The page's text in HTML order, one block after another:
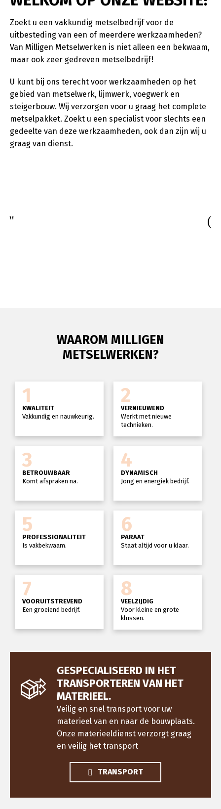
Zoekt u een vakkundig metselbedrijf voor de
uitbesteding van een of meerdere werkzaamheden?
Van Milligen Metselwerken is niet alleen een bekwaam,
maar ook zeer gedreven metselbedrijf!
U kunt bij ons terecht voor werkzaamheden op het
gebied van metselwerk, lijmwerk, voegwerk en
steigerbouw. Wij verzorgen voor u graag het complete
metselpakket. Zoekt u een specialist voor slechts een
gedeelte van deze werkzaamheden, ook dan zijn wij u
graag van dienst.
WAAROM MILLIGEN
METSELWERKEN?
1
KWALITEIT
Vakkundig en nauwkeurig.
2
VERNIEUWEND
Werkt met nieuwe
technieken.
3
BETROUWBAAR
Komt afspraken na.
4
DYNAMISCH
Jong en energiek bedrijf.
5
PROFESSIONALITEIT
Is vakbekwaam.
6
PARAAT
Staat altijd voor u klaar.
7
VOORUITSTREVEND
Een groeiend bedrijf.
8
VEELZIJDIG
Voor kleine en grote
klussen.
GESPECIALISEERD IN HET
TRANSPORTEREN VAN HET
MATERIEEL.
Veilig en snel transport voor uw
materieel van en naar de bouwplaats.
Onze materieeldienst verzorgt graag
en veilig het transport
TRANSPORT